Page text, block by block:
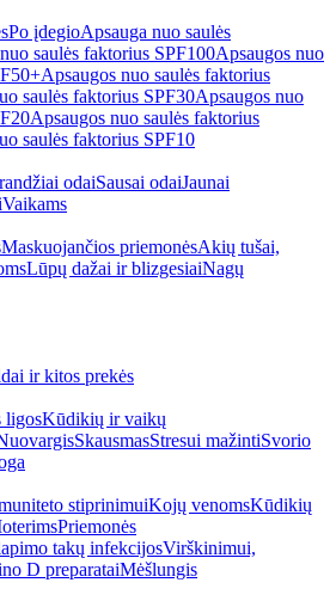
Po įdegioApsauga nuo saulės
saulės faktorius SPF100Apsaugos nuo
Apsaugos nuo saulės faktorius
saulės faktorius SPF30Apsaugos nuo
Apsaugos nuo saulės faktorius
saulės faktorius SPF10
odaiSausai odaiJaunai
Vaikams
Maskuojančios priemonėsAkių tušai,
Lūpų dažai ir blizgesiaiNagų
ir kitos prekės
ligosKūdikių ir vaikų
SkausmasStresui mažintiSvorio
stiprinimuiKojų venomsKūdikių
Priemonės
takų infekcijosVirškinimui,
D preparataiMėšlungis